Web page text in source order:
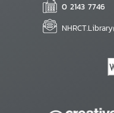
0 2143 7746